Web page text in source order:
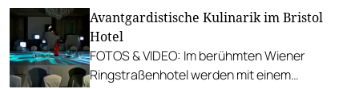
Avantgardistische Kulinarik im Bristol
Hotel
FOTOS & VIDEO: Im berühmten Wiener
Ringstraßenhotel werden mit einem